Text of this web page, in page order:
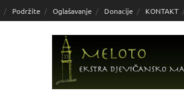
Podržite Oglašavanje Donacije KONTAKT